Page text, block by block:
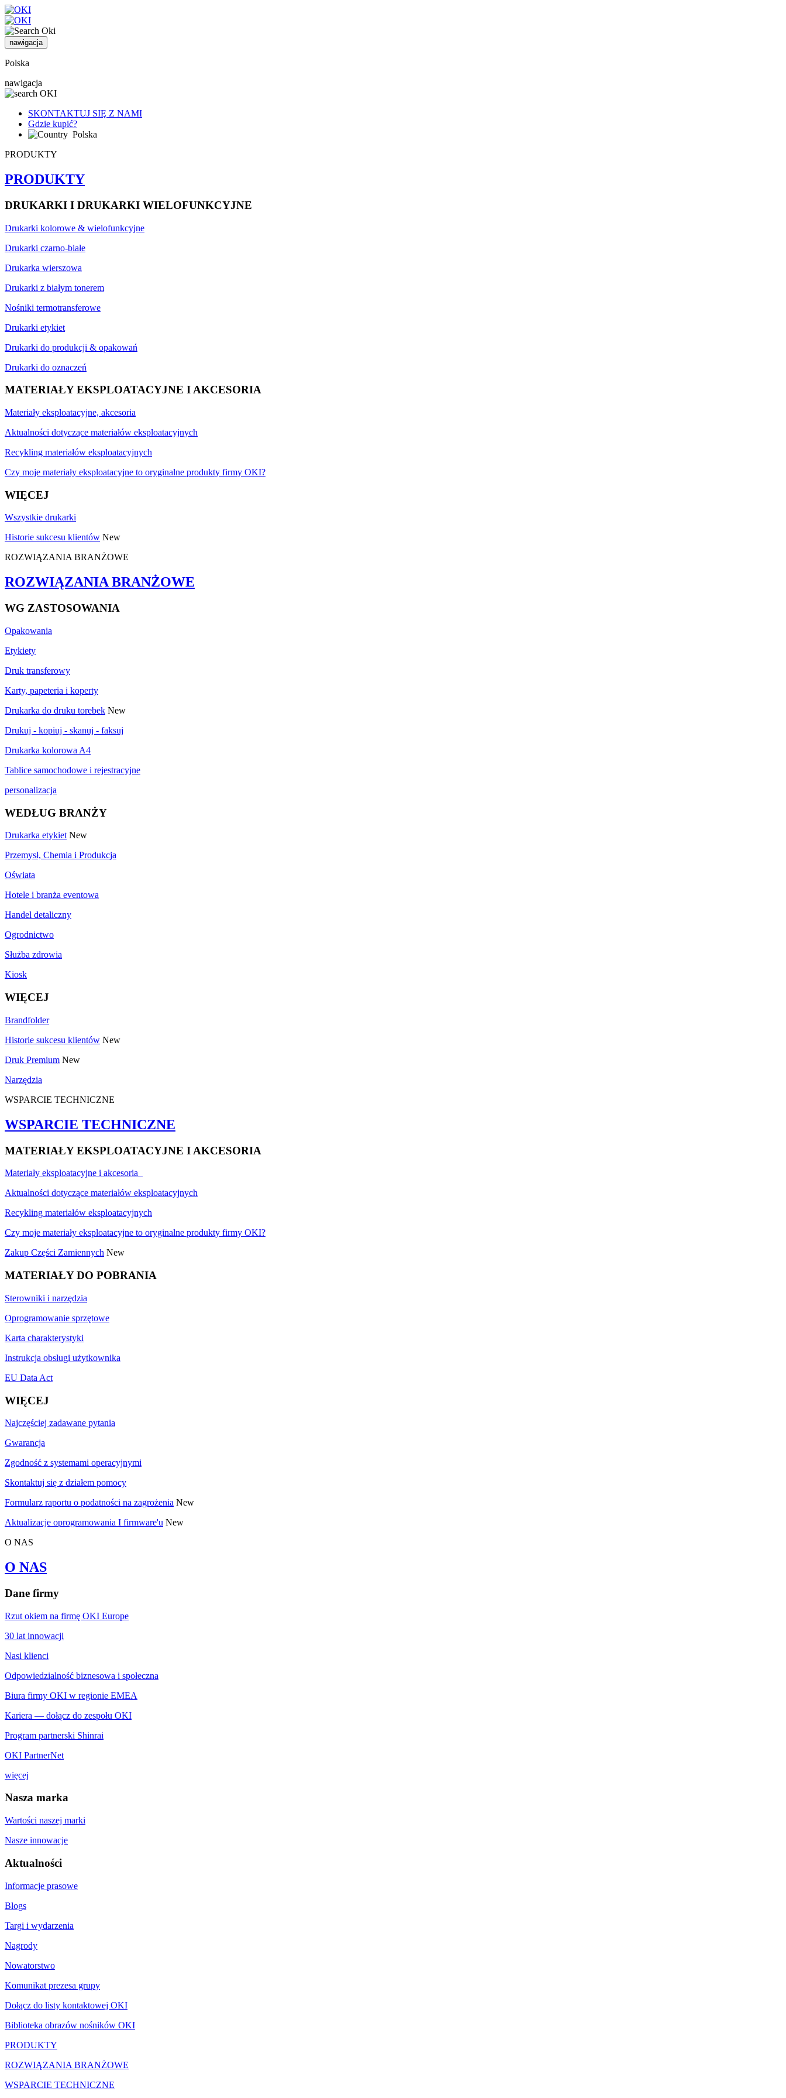
nawigacja
Polska
nawigacja
SKONTAKTUJ SIĘ Z NAMI
Gdzie kupić?
Polska
PRODUKTY
PRODUKTY
DRUKARKI I DRUKARKI WIELOFUNKCYJNE
Drukarki kolorowe & wielofunkcyjne
Drukarki czarno-białe
Drukarka wierszowa
Drukarki z białym tonerem
Nośniki termotransferowe
Drukarki etykiet
Drukarki do produkcji & opakowań
Drukarki do oznaczeń
MATERIAŁY EKSPLOATACYJNE I AKCESORIA
Materiały eksploatacyjne, akcesoria
Aktualności dotyczące materiałów eksploatacyjnych
Recykling materiałów eksploatacyjnych
Czy moje materiały eksploatacyjne to oryginalne produkty firmy OKI?
WIĘCEJ
Wszystkie drukarki
Historie sukcesu klientów New
ROZWIĄZANIA BRANŻOWE
ROZWIĄZANIA BRANŻOWE
WG ZASTOSOWANIA
Opakowania
Etykiety
Druk transferowy
Karty, papeteria i koperty
Drukarka do druku torebek New
Drukuj - kopiuj - skanuj - faksuj
Drukarka kolorowa A4
Tablice samochodowe i rejestracyjne
personalizacja
WEDŁUG BRANŻY
Drukarka etykiet New
Przemysł, Chemia i Produkcja
Oświata
Hotele i branża eventowa
Handel detaliczny
Ogrodnictwo
Służba zdrowia
Kiosk
WIĘCEJ
Brandfolder
Historie sukcesu klientów New
Druk Premium New
Narzędzia
WSPARCIE TECHNICZNE
WSPARCIE TECHNICZNE
MATERIAŁY EKSPLOATACYJNE I AKCESORIA
Materiały eksploatacyjne i akcesoria
Aktualności dotyczące materiałów eksploatacyjnych
Recykling materiałów eksploatacyjnych
Czy moje materiały eksploatacyjne to oryginalne produkty firmy OKI?
Zakup Części Zamiennych New
MATERIAŁY DO POBRANIA
Sterowniki i narzędzia
Oprogramowanie sprzętowe
Karta charakterystyki
Instrukcja obsługi użytkownika
EU Data Act
WIĘCEJ
Najczęściej zadawane pytania
Gwarancja
Zgodność z systemami operacyjnymi
Skontaktuj się z działem pomocy
Formularz raportu o podatności na zagrożenia New
Aktualizacje oprogramowania I firmware'u New
O NAS
O NAS
Dane firmy
Rzut okiem na firmę OKI Europe
30 lat innowacji
Nasi klienci
Odpowiedzialność biznesowa i społeczna
Biura firmy OKI w regionie EMEA
Kariera — dołącz do zespołu OKI
Program partnerski Shinrai
OKI PartnerNet
więcej
Nasza marka
Wartości naszej marki
Nasze innowacje
Aktualności
Informacje prasowe
Blogs
Targi i wydarzenia
Nagrody
Nowatorstwo
Komunikat prezesa grupy
Dołącz do listy kontaktowej OKI
Biblioteka obrazów nośników OKI
PRODUKTY
ROZWIĄZANIA BRANŻOWE
WSPARCIE TECHNICZNE